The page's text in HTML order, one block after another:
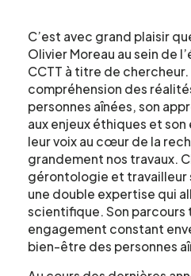
C’est avec grand plaisir
Olivier Moreau au sein de
CCTT à titre de
compréhension des
personnes aînées, son
aux enjeux éthiques et
leur voix au cœur de la
grandement nos travaux.
gérontologie et travailleur
une double expertise qui
scientifique. Son parcours
engagement constant
bien-être des personnes